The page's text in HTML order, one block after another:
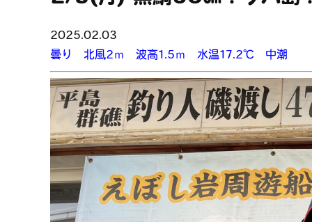
2025.02.03
曇り 北風2ｍ 波高1.5ｍ 水温17.2℃ 中潮